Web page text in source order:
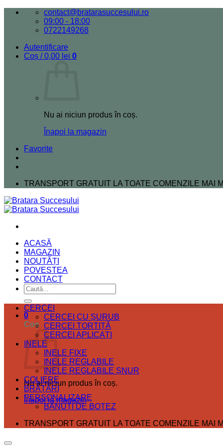
Skip
contact@bratarasuccesului.ro
09:00 - 18:00
0722149268
Autentificare
Coș /0,00 lei 0
Nu ai niciun produs în coș.
Înapoi la magazin
Favorite
TRANSPORT GRATUIT LA TOATE COMENZILE MAI
ACASĂ
MAGAZIN
NOUTĂȚI
POVESTEA
CONTACT
Caută
după:
0
Coș
Nu ai niciun produs în coș.
Înapoi la magazin
CERCEI
CERCEI CU ȘURUB
CERCEI TORTIȚĂ
CERCEI APLICAȚI
INELE
INELE FIXE
INELE REGLABILE
INELE REGLABILE ȘNUR
COLIERE
BRĂȚĂRI
PERSONALIZARE
BĂNUȚI DE BOTEZ
TRANSPORT GRATUIT LA TOATE COMENZILE MAI